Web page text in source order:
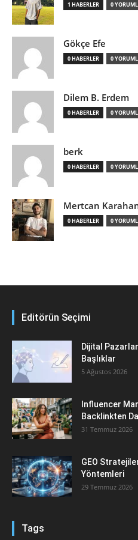
1 HABERLER 0
Gökçe Efe
0 HABERLER 0
Dilem B. Erdem
0 HABERLER 0
berk
0 HABERLER 0
Mertcan
0 HABERLER 0
Editörün Seçimi
Dijital
Başlıklar
5 Ağustos 2026
Influencer
Backlinkten
31 Temmuz 2026
GEO
Yöntemleri
29 Temmuz 2026
Tags